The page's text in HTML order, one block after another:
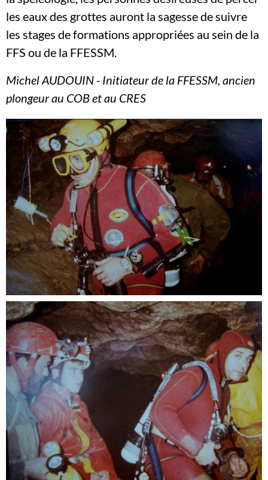
les eaux des grottes auront la sagesse de suivre
les stages de formations appropriées au sein de la
FFS ou de la FFESSM.
Michel AUDOUIN - Initiateur de la FFESSM, ancien
plongeur au COB et au CRES